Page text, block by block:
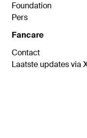
Foundation
Pers
Fancare
Contact
Laatste updates via